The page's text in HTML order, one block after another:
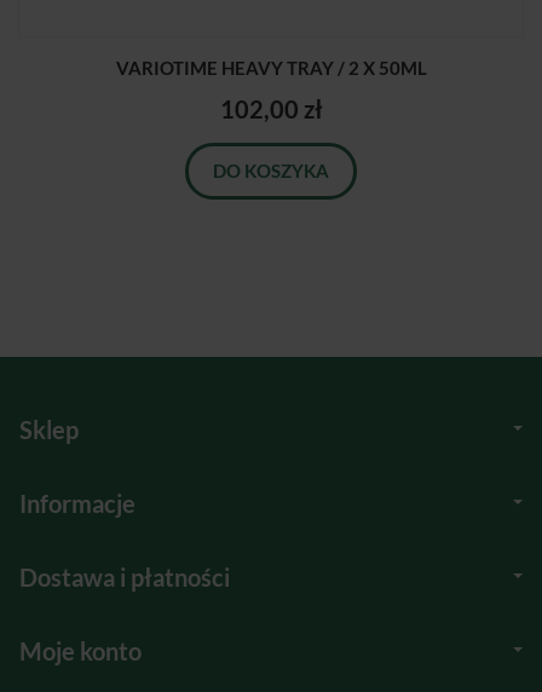
VARIOTIME HEAVY TRAY / 2 X 50ML
102,00 zł
DO KOSZYKA
Sklep
Informacje
Dostawa i płatności
Moje konto